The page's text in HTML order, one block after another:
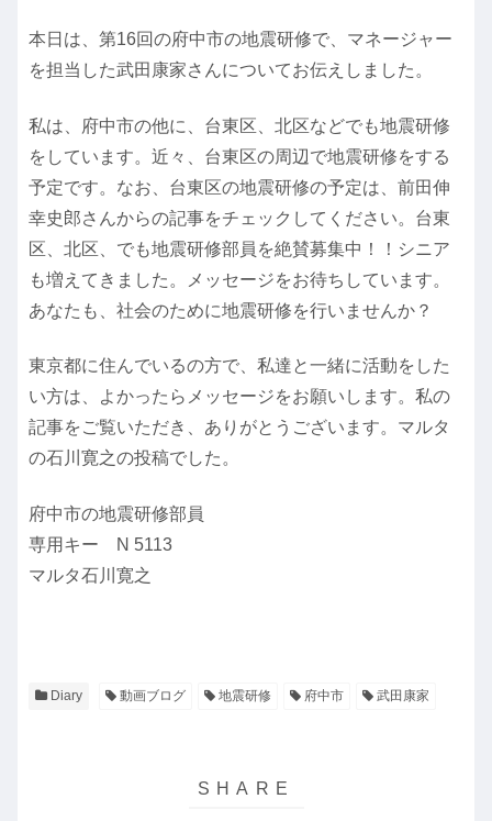
本日は、第16回の府中市の地震研修で、マネージャー
を担当した武田康家さんについてお伝えしました。
私は、府中市の他に、台東区、北区などでも地震研修
をしています。近々、台東区の周辺で地震研修をする
予定です。なお、台東区の地震研修の予定は、前田伸
幸史郎さんからの記事をチェックしてください。台東
区、北区、でも地震研修部員を絶賛募集中！！シニア
も増えてきました。メッセージをお待ちしています。
あなたも、社会のために地震研修を行いませんか？
東京都に住んでいるの方で、私達と一緒に活動をした
い方は、よかったらメッセージをお願いします。私の
記事をご覧いただき、ありがとうございます。マルタ
の石川寛之の投稿でした。
府中市の地震研修部員
専用キー N 5113
マルタ石川寛之
Diary 動画ブログ 地震研修 府中市 武田康家